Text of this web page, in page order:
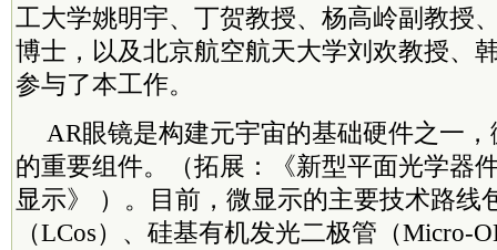
工大学姚明宇、丁贺教授、杨高岭副教授
博士，以及北京航空航天大学刘欢教授、
参与了本工作。
AR眼镜是构建元宇宙的基础硬件之一
的重要组件。（拓展：《新型平面光学器
显示》 ）。目前，微显示的主要技术路线
（LCos）、硅基有机发光二极管（Micro-